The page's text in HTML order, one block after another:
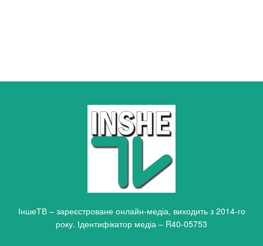
ІншеТВ – зареєстроване онлайн-медіа, виходить з 2014-го
року. Ідентифікатор медіа – R40-05753